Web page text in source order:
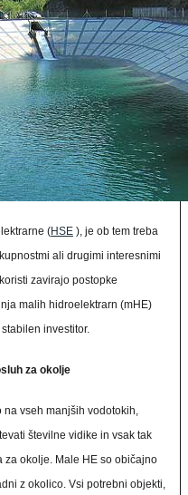
(HSE ), je ob tem treba
ali drugimi interesnimi
zavirajo postopke
malih hidroelektrarn (mHE)
investitor.
za okolje
na vseh manjših vodotokih,
številne vidike in vsak tak
za okolje. Male HE so običajno
z okolico. Vsi potrebni objekti,